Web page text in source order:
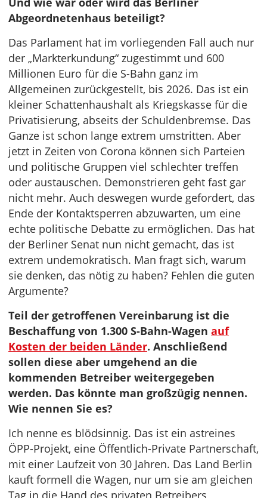
Abgeordnetenhaus beteiligt?
Das Parlament hat im vorliegenden Fall auch nur
der „Markterkundung“ zugestimmt und 600
Millionen Euro für die S-Bahn ganz im
Allgemeinen zurückgestellt, bis 2026. Das ist ein
kleiner Schattenhaushalt als Kriegskasse für die
Privatisierung, abseits der Schuldenbremse. Das
Ganze ist schon lange extrem umstritten. Aber
jetzt in Zeiten von Corona können sich Parteien
und politische Gruppen viel schlechter treffen
oder austauschen. Demonstrieren geht fast gar
nicht mehr. Auch deswegen wurde gefordert, das
Ende der Kontaktsperren abzuwarten, um eine
echte politische Debatte zu ermöglichen. Das hat
der Berliner Senat nun nicht gemacht, das ist
extrem undemokratisch. Man fragt sich, warum
sie denken, das nötig zu haben? Fehlen die guten
Argumente?
Teil der getroffenen Vereinbarung ist die
Beschaffung von 1.300 S-Bahn-Wagen auf
Kosten der beiden Länder. Anschließend
sollen diese aber umgehend an die
kommenden Betreiber weitergegeben
werden. Das könnte man großzügig nennen.
Wie nennen Sie es?
Ich nenne es blödsinnig. Das ist ein astreines
ÖPP-Projekt, eine Öffentlich-Private Partnerschaft,
mit einer Laufzeit von 30 Jahren. Das Land Berlin
kauft formell die Wagen, nur um sie am gleichen
Tag in die Hand des privaten Betreibers